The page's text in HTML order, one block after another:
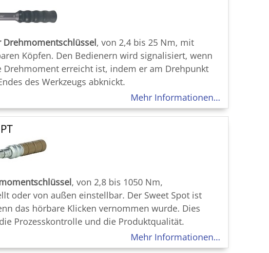
Drehmomentschlüssel, von 2,4 bis 25 Nm, mit
Köpfen. Den Bedienern wird signalisiert, wenn
Drehmoment erreicht ist, indem er am Drehpunkt
des Werkzeugs abknickt.
Mehr Informationen…
, von 2,8 bis 1050 Nm,
oder von außen einstellbar. Der Sweet Spot ist
das hörbare Klicken vernommen wurde. Dies
Prozesskontrolle und die Produktqualität.
Mehr Informationen…